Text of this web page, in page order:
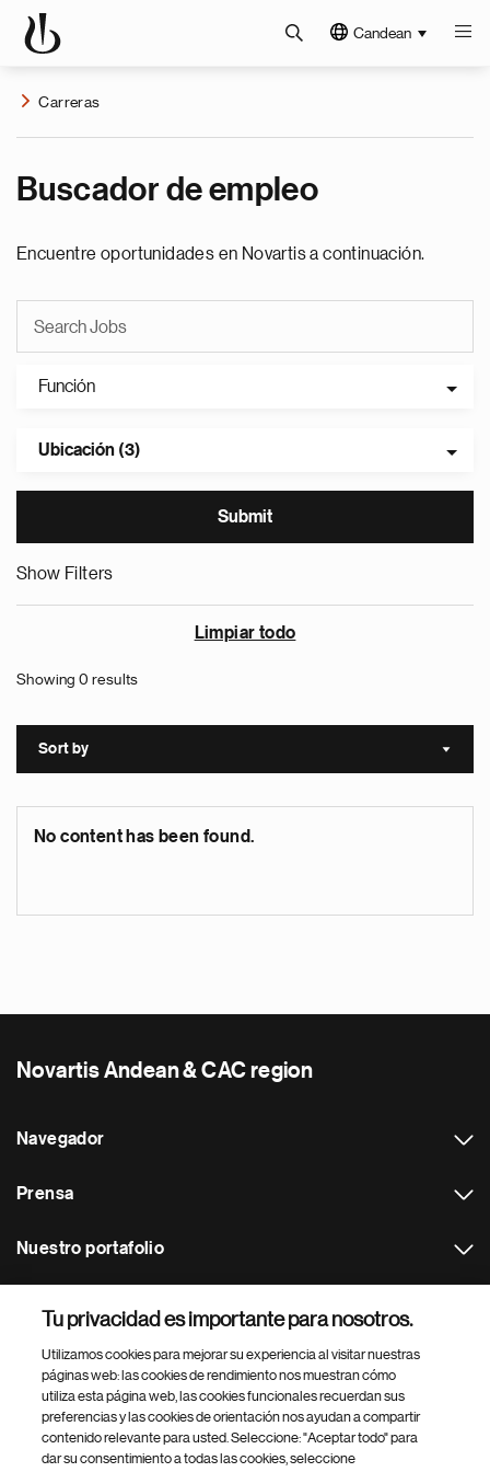
Candean
Carreras
Buscador de empleo
Encuentre oportunidades en Novartis a continuación.
Función
Ubicación (3)
Show Filters
Limpiar todo
Showing 0 results
Sort by Sort
No content has been found.
Novartis Andean & CAC region
Navegador
Prensa
Nuestro portafolio
Footer Site Search
Tu privacidad es importante para nosotros.
Utilizamos cookies para mejorar su experiencia al visitar nuestras
páginas web: las cookies de rendimiento nos muestran cómo
utiliza esta página web, las cookies funcionales recuerdan sus
preferencias y las cookies de orientación nos ayudan a compartir
contenido relevante para usted. Seleccione: "Aceptar todo" para
dar su consentimiento a todas las cookies, seleccione